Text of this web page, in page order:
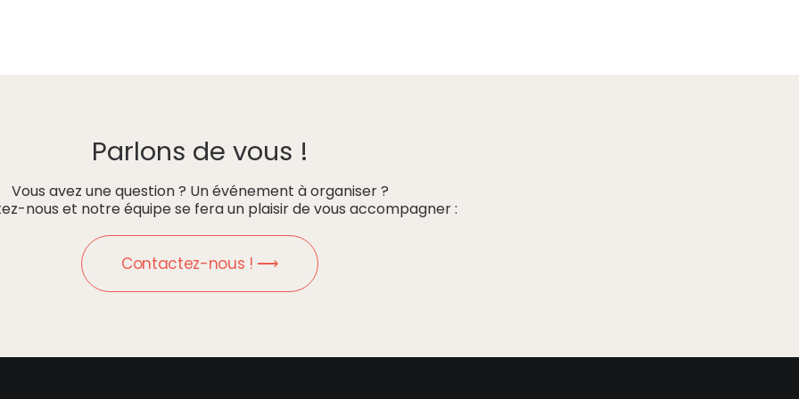
Parlons de vous !
Vous avez une question ? Un événement à organiser ?
nous et notre équipe se fera un plaisir de vous accompagner :
Contactez-nous ! ⟶